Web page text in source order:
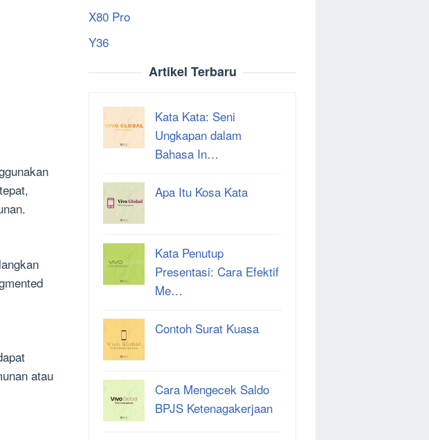
atau
X80 Pro
Y36
Artikel Terbaru
Kata Kata: Seni
Ungkapan dalam
Bahasa In…
Apa Itu Kosa Kata
Kata Penutup
Presentasi: Cara Efektif
Me…
Contoh Surat Kuasa
Cara Mengecek Saldo
BPJS Ketenagakerjaan